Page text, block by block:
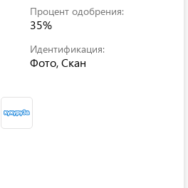
Процент одобрения:
35%
Идентификация:
Фото, Скан